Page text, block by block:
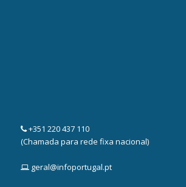
+351 220 437 110
(Chamada para rede fixa nacional)
geral@infoportugal.pt